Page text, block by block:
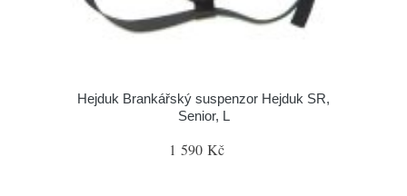
Hejduk Brankářský suspenzor Hejduk SR,
Senior, L
1 590 Kč